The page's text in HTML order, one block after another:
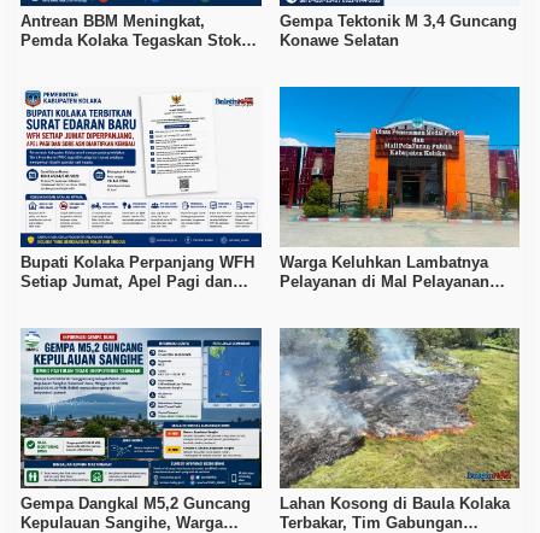
Antrean BBM Meningkat,
Pemda Kolaka Tegaskan Stok
Gempa Tektonik M 3,4 Guncang
Konawe Selatan
Bupati Kolaka Perpanjang WFH
Setiap Jumat, Apel Pagi dan
Warga Keluhkan Lambatnya
Pelayanan di Mal Pelayanan
Gempa Dangkal M5,2 Guncang
Kepulauan Sangihe, Warga
Lahan Kosong di Baula Kolaka
Terbakar, Tim Gabungan